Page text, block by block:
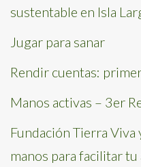
sustentable en Isla
Jugar para sanar
Rendir cuentas:
Manos activas – 3er
Fundación Tierra Viva
manos para facilitar